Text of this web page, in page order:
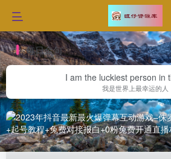
每日金句
I am the luckiest person in
我是世界上最幸运的人